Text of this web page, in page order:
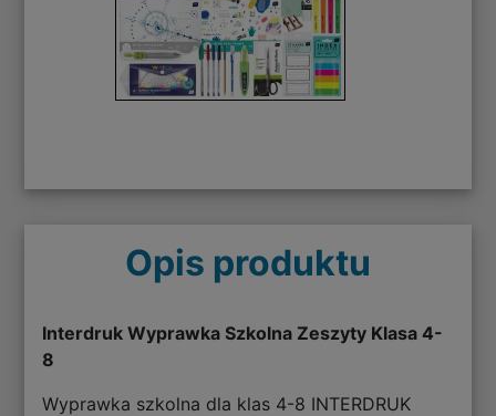
Opis produktu
Interdruk Wyprawka Szkolna Zeszyty Klasa 4-
8
Wyprawka szkolna dla klas 4-8 INTERDRUK